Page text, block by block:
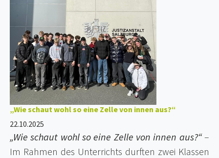
„Wie schaut wohl so eine Zelle von innen aus?“
22.10.2025
„Wie schaut wohl so eine Zelle von innen aus?“–
Im Rahmen des Unterrichts durften zwei Klassen